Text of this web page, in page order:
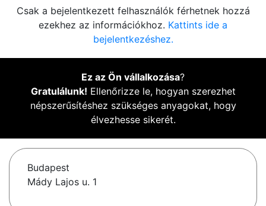
Csak a bejelentkezett felhasználók férhetnek hozzá
ezekhez az információkhoz. Kattints ide a
bejelentkezéshez.
Ez az Ön vállalkozása?
Gratulálunk! Ellenőrizze le, hogyan szerezhet
népszerűsítéshez szükséges anyagokat, hogy
élvezhesse sikerét.
Budapest
Mády Lajos u. 1